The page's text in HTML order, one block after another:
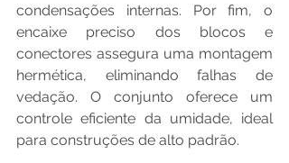
condensações internas. Por fim, o
encaixe preciso dos blocos e
conectores assegura uma montagem
hermética, eliminando falhas de
vedação. O conjunto oferece um
controle eficiente da umidade, ideal
para construções de alto padrão.